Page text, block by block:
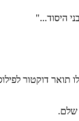
היסוד..."
לו תואר דוקטור
שלם.